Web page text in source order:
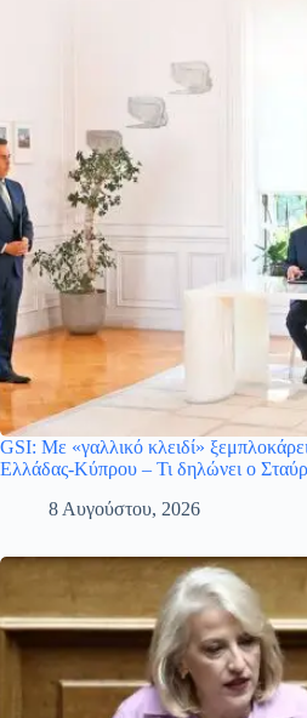
GSI: Με «γαλλικό κλειδί»
Ελλάδας-Κύπρου – Τι δηλώνει ο
8 Αυγούστου, 2026